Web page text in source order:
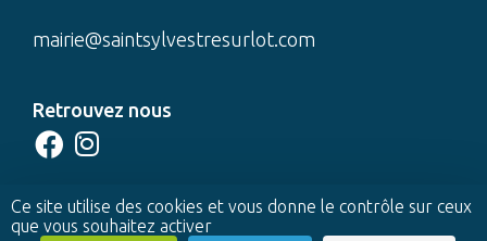
mairie@saintsylvestresurlot.com
Retrouvez nous
CONTACTEZ-NOUS
Ce site utilise des cookies et vous donne le contrôle sur ceux
que vous souhaitez activer